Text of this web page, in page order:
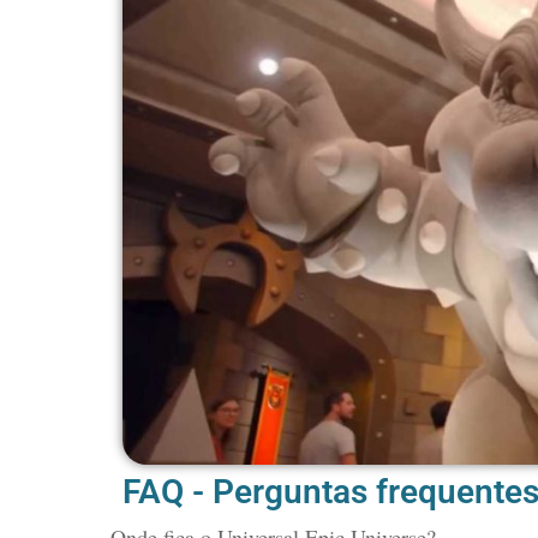
FAQ - Perguntas frequentes